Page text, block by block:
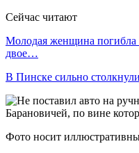
Сейчас читают
Молодая женщина
двое…
В Пинске сильно
Фото носит